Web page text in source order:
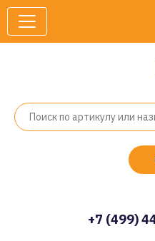
+7 (499)